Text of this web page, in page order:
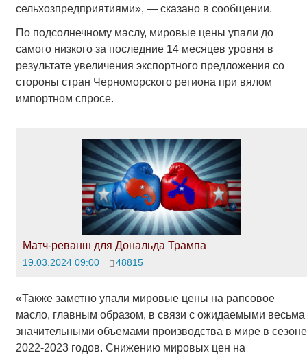
сельхозпредприятиями», — сказано в сообщении.
По подсолнечному маслу, мировые цены упали до
самого низкого за последние 14 месяцев уровня в
результате увеличения экспортного предложения со
стороны стран Черноморского региона при вялом
импортном спросе.
Матч-реванш для Дональда Трампа
19.03.2024 09:00 48815
«Также заметно упали мировые цены на рапсовое
масло, главным образом, в связи с ожидаемыми весьма
значительными объемами производства в мире в сезоне
2022-2023 годов. Снижению мировых цен на